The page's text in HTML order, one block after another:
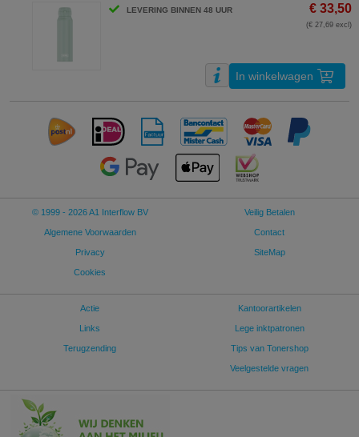
LEVERING BINNEN 48 UUR € 33,50
(€ 27,69 excl)
In winkelwagen
© 1999 - 2026 A1 Interflow BV
Algemene Voorwaarden
Privacy
Cookies
Veilig Betalen
Contact
SiteMap
Actie
Links
Terugzending
Kantoorartikelen
Lege inktpatronen
Tips van Tonershop
Veelgestelde vragen